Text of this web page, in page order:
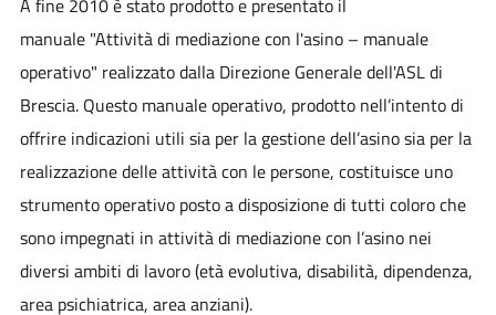
manuale "Attività di mediazione con l'asino – manuale
operativo" realizzato dalla Direzione Generale dell'ASL di
Brescia. Questo manuale operativo, prodotto nell’intento di
offrire indicazioni utili sia per la gestione dell’asino sia per la
realizzazione delle attività con le persone, costituisce uno
strumento operativo posto a disposizione di tutti coloro che
sono impegnati in attività di mediazione con l’asino nei
diversi ambiti di lavoro (età evolutiva, disabilità, dipendenza,
area psichiatrica, area anziani).